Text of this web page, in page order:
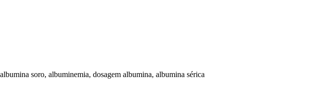
soro, albuminemia, dosagem albumina, albumina sérica